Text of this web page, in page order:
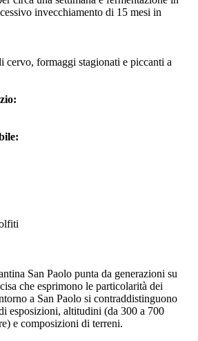
invecchiamento di 15 mesi in
cervo, formaggi stagionati e piccanti a
San Paolo punta da generazioni su
che esprimono le particolarità dei
a San Paolo si contraddistinguono
esposizioni, altitudini (da 300 a 700
e composizioni di terreni.